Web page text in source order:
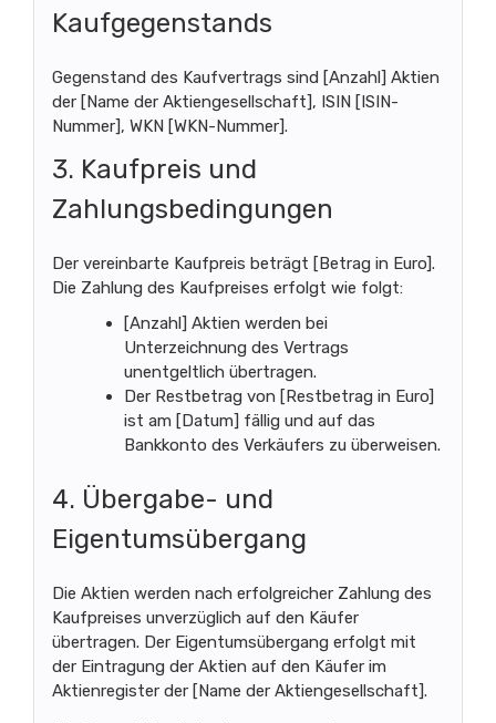
Kaufgegenstands
Gegenstand des Kaufvertrags sind [Anzahl] Aktien
der [Name der Aktiengesellschaft], ISIN [ISIN-
Nummer], WKN [WKN-Nummer].
3. Kaufpreis und
Zahlungsbedingungen
Der vereinbarte Kaufpreis beträgt [Betrag in Euro].
Die Zahlung des Kaufpreises erfolgt wie folgt:
[Anzahl] Aktien werden bei
Unterzeichnung des Vertrags
unentgeltlich übertragen.
Der Restbetrag von [Restbetrag in Euro]
ist am [Datum] fällig und auf das
Bankkonto des Verkäufers zu überweisen.
4. Übergabe- und
Eigentumsübergang
Die Aktien werden nach erfolgreicher Zahlung des
Kaufpreises unverzüglich auf den Käufer
übertragen. Der Eigentumsübergang erfolgt mit
der Eintragung der Aktien auf den Käufer im
Aktienregister der [Name der Aktiengesellschaft].